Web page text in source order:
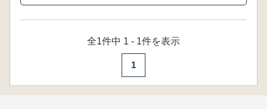
全1件中 1 - 1件を表示
1